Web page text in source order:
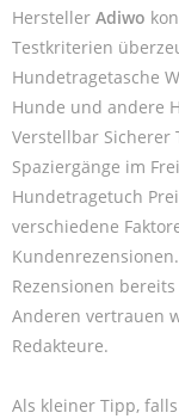
Hersteller Adiwo
Testkriterien
Hundetragetasche
Hunde und andere
Verstellbar
Spaziergänge im
Hundetragetuch
verschiedene
Rezensionen
Anderen vertrauen
Redakteure.
Als kleiner Tipp,